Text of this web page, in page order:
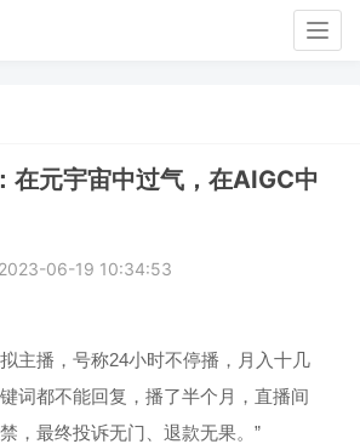
在元宇宙中过气，在AIGC中
2023-06-19 10:34:53
主播，号称24小时不停播，月入十几
词都不能回复，播了半个月，直播间
，最终投诉无门、退款无果。”